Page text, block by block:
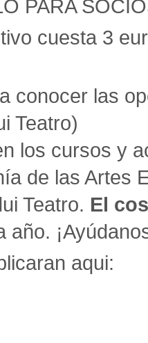
PARA
cuesta 3
conocer las
Teatro)
los cursos y
de las Artes
Teatro. El
año.
aqui: